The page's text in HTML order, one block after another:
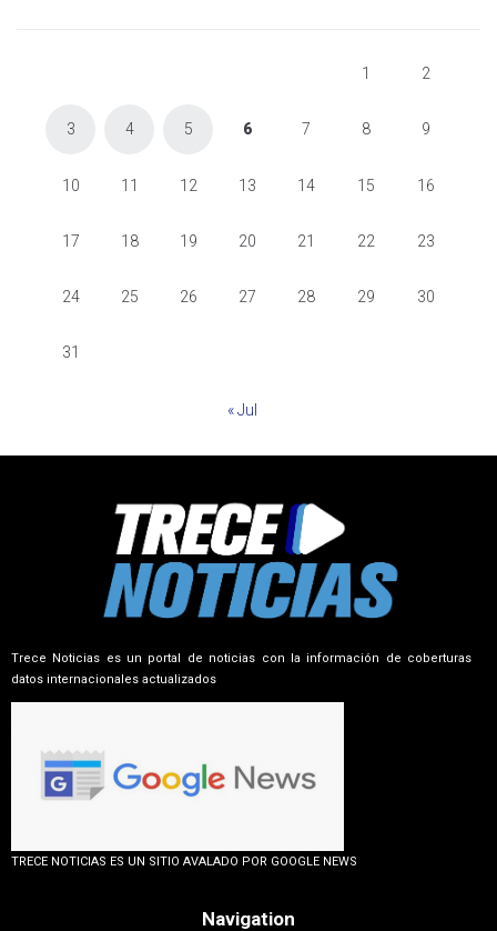
1 2
3 4 5 6 7 8 9
10 11 12 13 14 15 16
17 18 19 20 21 22 23
24 25 26 27 28 29 30
31
« Jul
Trece Noticias es un portal de noticias con la información de coberturas
datos internacionales actualizados
TRECE NOTICIAS ES UN SITIO AVALADO POR GOOGLE NEWS
Navigation